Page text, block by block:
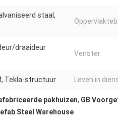
staal,
draaideur
Venster:
Tekla-structuur Leven in
pakhuizen, GB
Steel Warehouse